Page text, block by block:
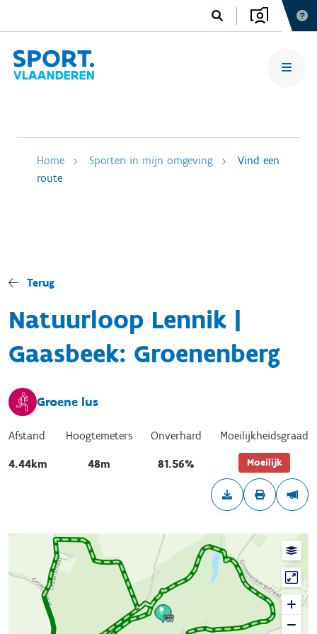
Home Sporten in mijn omgeving
Vind een
route
Terug
Natuurloop Lennik |
Gaasbeek: Groenenberg
Groene lus
Afstand
4.44km
Hoogtemeters
48m
Onverhard
81.56%
Moeilijkheidsgraad
Moeilijk